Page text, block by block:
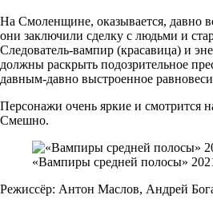
На Смоленщине, оказывается, давно
они заключили сделку с людьми и
Следователь-вампир (красавица) и
должны раскрыть подозрительное
давным-давно выстроенное
Персонажи очень яркие и смотрится
Смешно.
«Вампиры средней полосы»
Режиссёр: Антон Маслов, Андрей